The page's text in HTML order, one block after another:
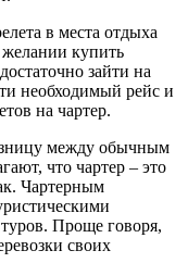
в места отдыха
купить
зайти на
необходимый рейс и
на чартер.
между обычным
что чартер – это
Чартерным
Проще говоря,
своих